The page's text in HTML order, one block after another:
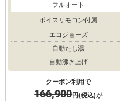
フルオート
ボイスリモコン付属
エコジョーズ
自動たし湯
自動沸き上げ
クーポン利用で
166,900円(税込)が